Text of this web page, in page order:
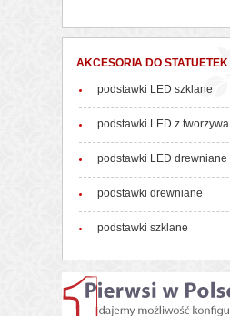
AKCESORIA DO STATUETEK
podstawki LED szklane
podstawki LED z tworzywa
podstawki LED drewniane
podstawki drewniane
podstawki szklane